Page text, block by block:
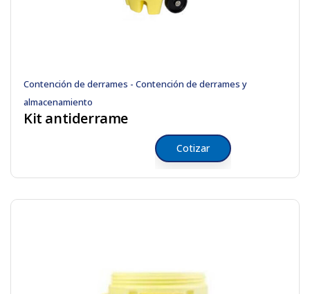
Contención de derrames - Contención de derrames y
almacenamiento
Kit antiderrame
Cotizar